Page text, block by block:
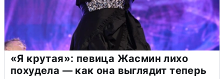
«Я крутая»: певица Жасмин лихо
похудела — как она выглядит теперь